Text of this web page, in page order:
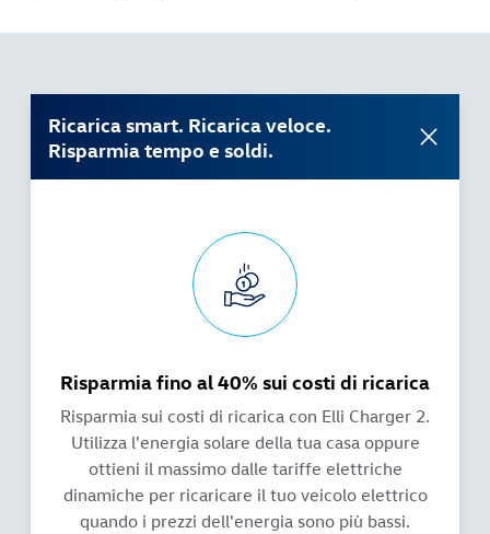
Ricarica smart. Ricarica veloce.
Risparmia tempo e soldi.
Risparmia fino al 40% sui costi di ricarica
Risparmia sui costi di ricarica con Elli Charger 2.
Utilizza l'energia solare della tua casa oppure
ottieni il massimo dalle tariffe elettriche
dinamiche per ricaricare il tuo veicolo elettrico
quando i prezzi dell'energia sono più bassi.